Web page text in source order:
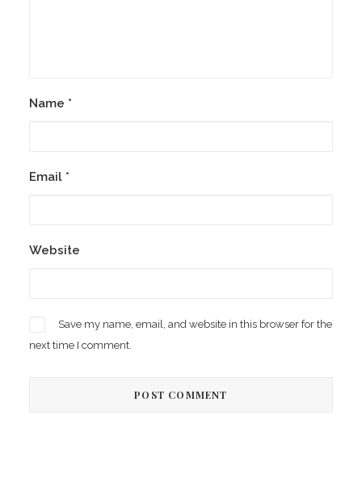
Name *
Email *
Website
Save my name, email, and website in this browser for the
next time I comment.